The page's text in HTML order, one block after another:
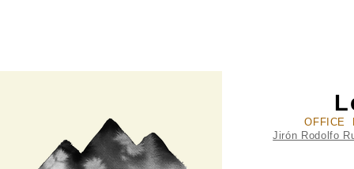
OFFICE
Jirón Rodolfo